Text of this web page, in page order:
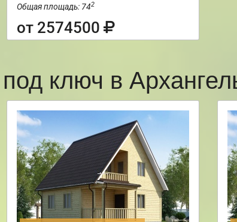
Общая площадь: 742
от 2574500
ключ в